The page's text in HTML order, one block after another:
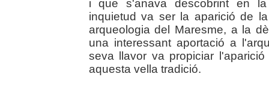
i que s'anava descobrint en
inquietud va ser la aparició de
arqueologia del Maresme, a la
una interessant aportació a
seva llavor va propiciar
aquesta vella tradició.